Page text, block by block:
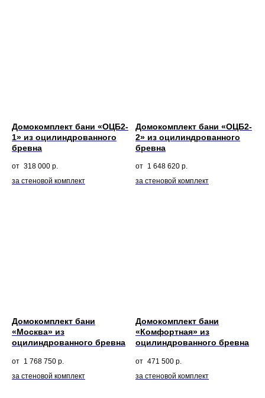
Домокомплект бани «ОЦБ2-
1» из оцилиндрованного
бревна
318 000 р.
за стеновой комплект
Домокомплект бани «ОЦБ2-
2» из оцилиндрованного
бревна
1 648 620 р.
за стеновой комплект
Домокомплект бани
«Москва» из
оцилиндрованного бревна
1 768 750 р.
за стеновой комплект
Домокомплект бани
«Комфортная» из
оцилиндрованного бревна
471 500 р.
за стеновой комплект
заложенного кирпича.
Начинаем в день обращения!
Подробнее
Крыша
Окна и двери
Подробнее
Рассчитаем точную
смету и зафиксируем ее
в договоре
Напрямую от
производителя